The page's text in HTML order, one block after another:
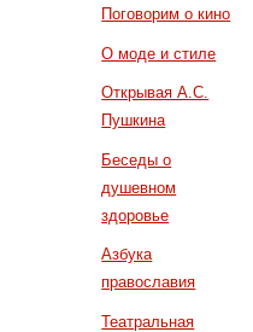
Поговорим о кино
О моде и стиле
Открывая А.С.
Пушкина
Беседы о
душевном
здоровье
Азбука
православия
Театральная